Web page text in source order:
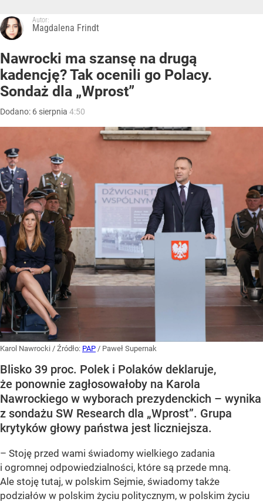
Autor:
Magdalena Frindt
Nawrocki ma szansę na drugą
kadencję? Tak ocenili go Polacy.
Sondaż dla „Wprost”
Dodano: 6 sierpnia 4:50
Karol Nawrocki / Źródło: PAP / Paweł Supernak
Blisko 39 proc. Polek i Polaków deklaruje,
że ponownie zagłosowałoby na Karola
Nawrockiego w wyborach prezydenckich – wynika
z sondażu SW Research dla „Wprost”. Grupa
krytyków głowy państwa jest liczniejsza.
– Stoję przed wami świadomy wielkiego zadania
i ogromnej odpowiedzialności, które są przede mną.
Ale stoję tutaj, w polskim Sejmie, świadomy także
podziałów w polskim życiu politycznym, w polskim życiu